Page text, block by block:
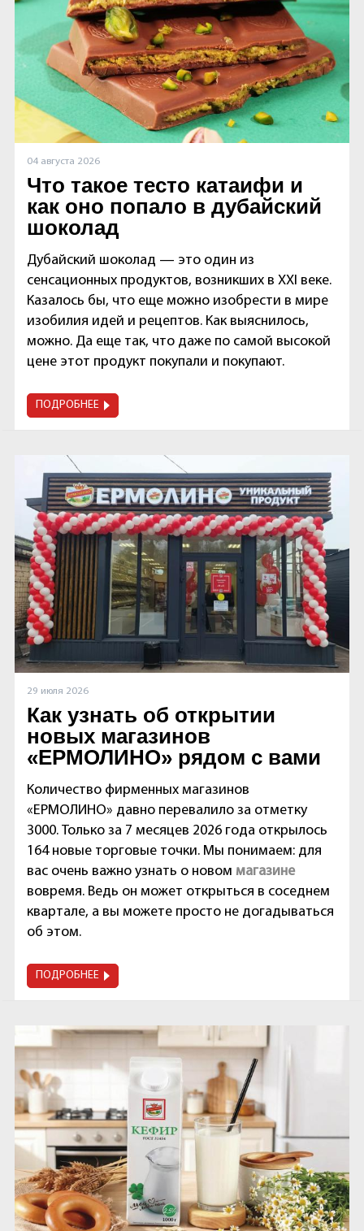
04 августа 2026
Что такое тесто катаифи и
как оно попало в дубайский
шоколад
Дубайский шоколад — это один из
сенсационных продуктов, возникших в XXI веке.
Казалось бы, что еще можно изобрести в мире
изобилия идей и рецептов. Как выяснилось,
можно. Да еще так, что даже по самой высокой
цене этот продукт покупали и покупают.
ПОДРОБНЕЕ
29 июля 2026
Как узнать об открытии
новых магазинов
«ЕРМОЛИНО» рядом с вами
Количество фирменных магазинов
«ЕРМОЛИНО» давно перевалило за отметку
3000. Только за 7 месяцев 2026 года открылось
164 новые торговые точки. Мы понимаем: для
вас очень важно узнать о новом магазине
вовремя. Ведь он может открыться в соседнем
квартале, а вы можете просто не догадываться
об этом.
ПОДРОБНЕЕ